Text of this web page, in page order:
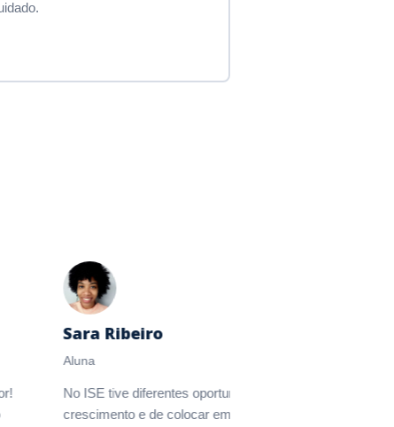
Sara Ribeiro
Aluna
No ISE tive diferentes oportunidades de
crescimento e de colocar em prática tudo